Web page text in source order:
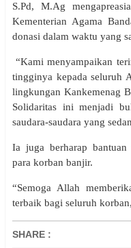
S.Pd, M.Ag
Kementerian Agama
donasi dalam waktu yang
“Kami menyampaikan
tingginya kepada seluruh
lingkungan Kankemenag
Solidaritas ini menjadi
saudara-saudara yang
Ia juga berharap bantuan
para korban banjir.
“Semoga Allah
terbaik bagi seluruh
SHARE :